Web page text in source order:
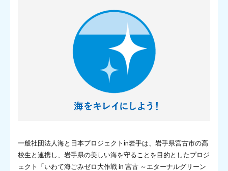
一般社団法人海と日本プロジェクトin岩手は、岩手県宮古市の高
校生と連携し、岩手県の美しい海を守ることを目的としたプロジ
ェクト「いわて海ごみゼロ大作戦 in 宮古 ～エターナルグリーン